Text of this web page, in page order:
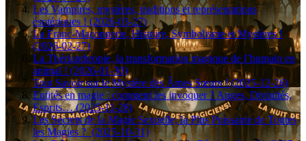
Les Vampires, mystères, traditions et représentations
ésotériques ! (2026-03-27)
La Franc-Maçonnerie, Histoire, Symbolisme et Mystères !
(2026-02-27)
La Thérianthropie, la transformation magique de l’humain en
animal ! (2026-01-30)
Tout Savoir sur le Mystère des Âmes Sœurs ! (2025-12-26)
Entités en magie : comment les invoquer ? Anges, Divinités,
Esprits… (2025-11-28)
Les Secrets de la Magie Sexuelle, la Plus Puissante de Toutes
les Magies ? (2025-10-31)